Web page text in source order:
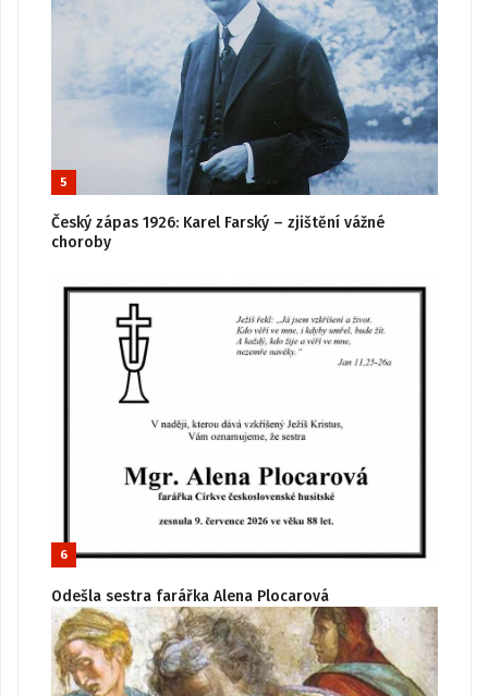
5
Český zápas 1926: Karel Farský – zjištění vážné
choroby
6
Odešla sestra farářka Alena Plocarová